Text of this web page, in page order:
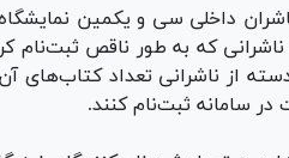
داخلی سی و یکمین
از ناشرانی تعداد کتاب‌های
سامانه ثبت‌نام کنند.